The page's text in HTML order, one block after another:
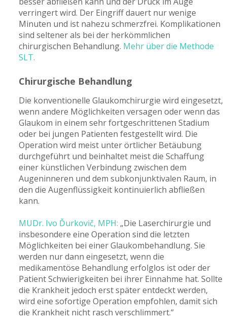
verringert wird. Der Eingriff dauert nur wenige
Minuten und ist nahezu schmerzfrei. Komplikationen
sind seltener als bei der herkömmlichen
chirurgischen Behandlung. Mehr über die Methode
SLT.
Chirurgische Behandlung
Die konventionelle Glaukomchirurgie wird eingesetzt,
wenn andere Möglichkeiten versagen oder wenn das
Glaukom in einem sehr fortgeschrittenen Stadium
oder bei jungen Patienten festgestellt wird. Die
Operation wird meist unter örtlicher Betäubung
durchgeführt und beinhaltet meist die Schaffung
einer künstlichen Verbindung zwischen dem
Augeninneren und dem subkonjunktivalen Raum, in
den die Augenflüssigkeit kontinuierlich abfließen
kann.
MUDr. Ivo Ďurkovič, MPH: „Die Laserchirurgie und
insbesondere eine Operation sind die letzten
Möglichkeiten bei einer Glaukombehandlung. Sie
werden nur dann eingesetzt, wenn die
medikamentöse Behandlung erfolglos ist oder der
Patient Schwierigkeiten bei ihrer Einnahme hat. Sollte
die Krankheit jedoch erst später entdeckt werden,
wird eine sofortige Operation empfohlen, damit sich
die Krankheit nicht rasch verschlimmert.“